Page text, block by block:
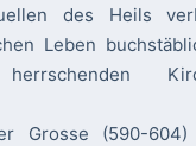
des Heils
Leben
Grosse (590-